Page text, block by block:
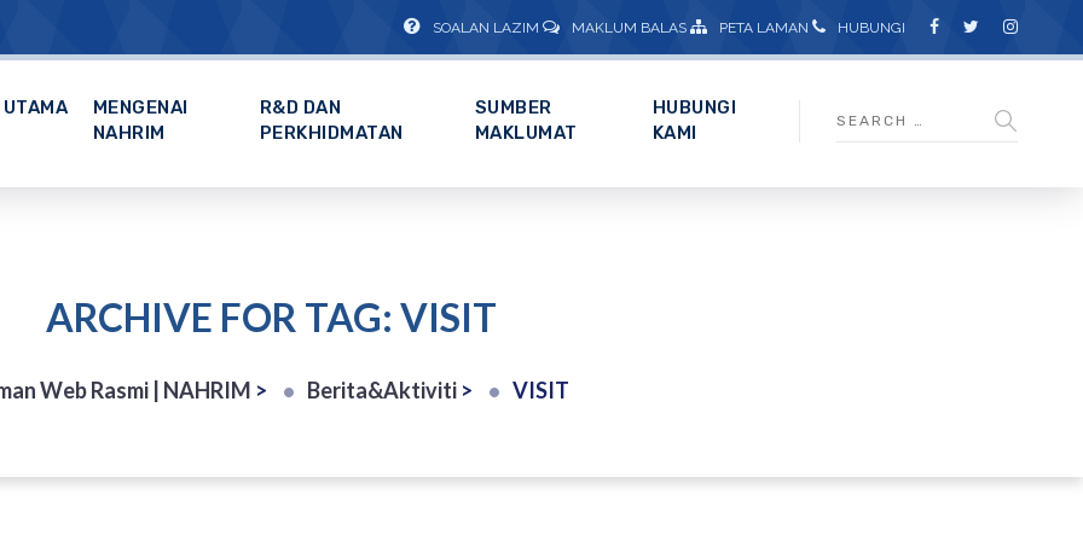
SOALAN LAZIM MAKLUM BALAS PETA LAMAN HUBUNGI
UTAMA
MENGENAI
NAHRIM
R&D DAN
PERKHIDMATAN
SUMBER
MAKLUMAT
HUBUNGI
KAMI
ARCHIVE FOR TAG: VISIT
Web Rasmi | NAHRIM > Berita&Aktiviti > VISIT